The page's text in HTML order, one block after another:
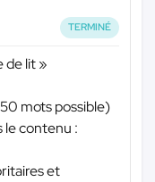
TERMINÉ
de lit »
mots possible)
le contenu :
et